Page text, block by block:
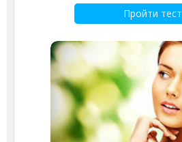
Пройти тест